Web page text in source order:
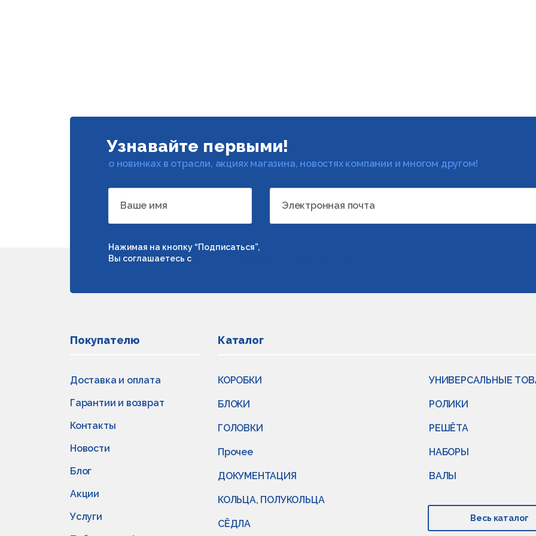
Узнавайте первыми!
о новинках в отрасли, акциях магазина, новостях компании и многом другом!
Ваше имя Электронная почта
Нажимая на кнопку “Подписаться”,
Вы соглашаетесь с
Покупателю
Доставка и оплата
Гарантии и возврат
Контакты
Новости
Блог
Акции
Услуги
Каталог
КОРОБКИ
БЛОКИ
ГОЛОВКИ
Прочее
ДОКУМЕНТАЦИЯ
КОЛЬЦА, ПОЛУКОЛЬЦА
СЁДЛА
УНИВЕРСАЛЬНЫЕ
РОЛИКИ
РЕШЁТА
НАБОРЫ
ВАЛЫ
Весь каталог